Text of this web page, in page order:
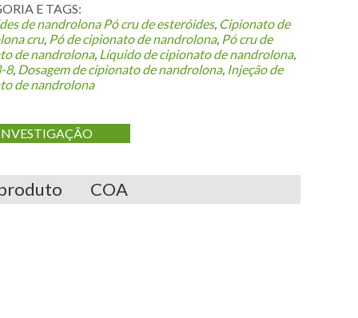
E TAGS:
de nandrolona Pó cru de esteróides, Cipionato de
cru, Pó de cipionato de nandrolona, Pó cru de
de nandrolona, Líquido de cipionato de nandrolona,
8, Dosagem de cipionato de nandrolona, Injeção de
de nandrolona
COA